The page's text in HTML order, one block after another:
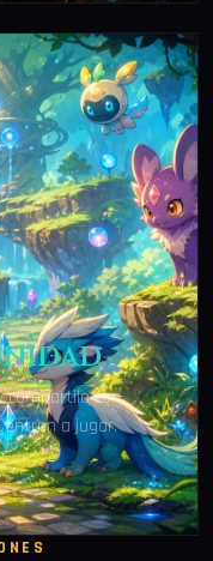
compartilo con
a jugar.